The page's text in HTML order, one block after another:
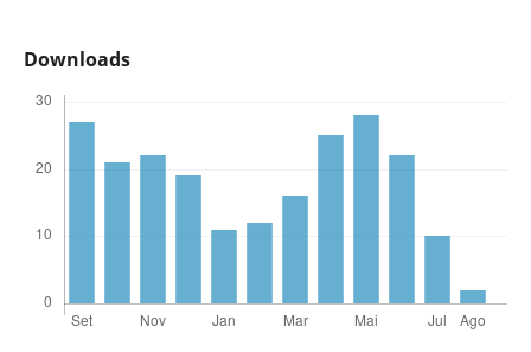
Downloads